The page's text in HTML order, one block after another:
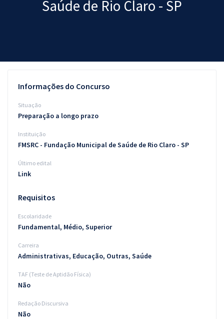
Questões grátis
Blog
Aprovados
Saúde de Rio Claro - SP
Informações do Concurso
Situação
Preparação a longo prazo
Instituição
FMSRC - Fundação Municipal de Saúde de Rio Claro - SP
Último edital
Link
Requisitos
Escolaridade
Fundamental, Médio, Superior
Carreira
Administrativas, Educação, Outras, Saúde
TAF (Teste de Aptidão Física)
Não
Redação Discursiva
Não